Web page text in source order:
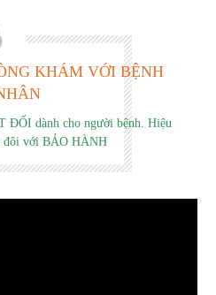
KHÁM VỚI BỆNH
ĐỐI dành cho người bệnh. Hiệu
đôi với BẢO HÀNH